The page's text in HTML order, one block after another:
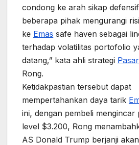
condong ke arah sikap
beberapa pihak mengurangi
ke Emas safe haven sebagai
terhadap volatilitas portofolio
datang,” kata ahli strategi Pasar
Rong.
Ketidakpastian tersebut dapat
mempertahankan daya tarik
ini, dengan pembeli mengincar
level $3.200, Rong
AS Donald Trump berjanji akan